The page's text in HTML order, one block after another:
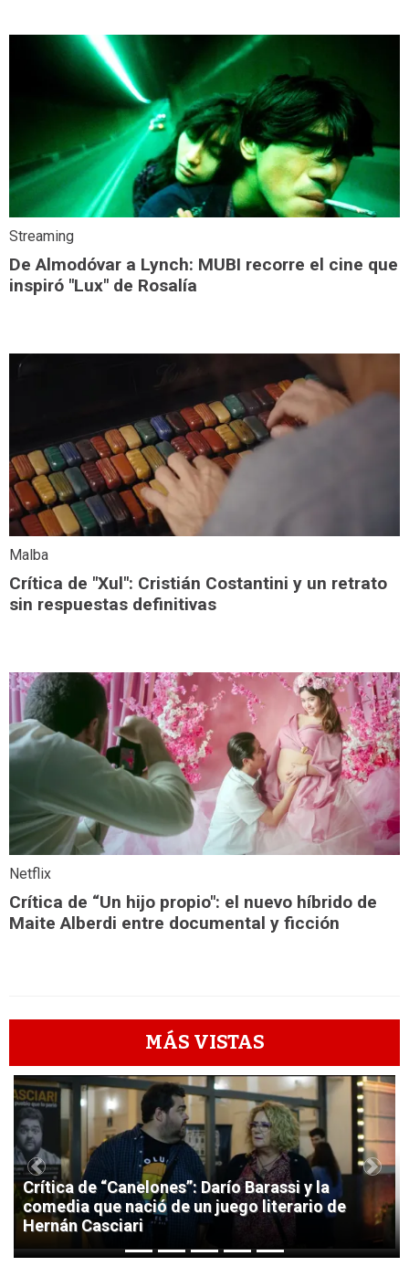
Streaming
De Almodóvar a Lynch: MUBI recorre el cine que
inspiró "Lux" de Rosalía
Malba
Crítica de "Xul": Cristián Costantini y un retrato
sin respuestas definitivas
Netflix
Crítica de “Un hijo propio": el nuevo híbrido de
Maite Alberdi entre documental y ficción
MÁS VISTAS
1
Crítica de “Canelones”: Darío Barassi y la
comedia que nació de un juego literario de
Hernán Casciari
Previous Next